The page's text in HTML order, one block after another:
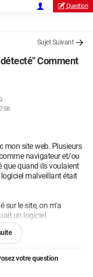
Question
Sujet Suivant
Comment
mon site web. Plusieurs
navigateur et/ou
que quand ils voulaient
malveillant était
sur le site, on m'a
un logiciel
votre question